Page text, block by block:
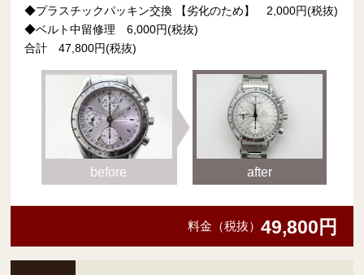
◆プラスチックパッキン交換 【劣化のため】 2,000円(税抜)
◆ベルト中留修理 6,000円(税抜)
合計 47,800円(税抜)
before after
料金（税抜） 49,800円